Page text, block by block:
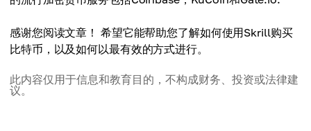
感谢您阅读文章！ 希望它能帮助您了解如何使用Skrill购买
比特币，以及如何以最有效的方式进行。
此内容仅用于信息和教育目的，不构成财务、投资或法律建
议。